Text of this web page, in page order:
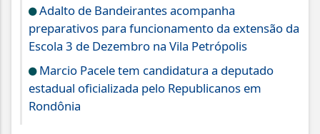
Adalto de Bandeirantes acompanha
preparativos para funcionamento da extensão da
Escola 3 de Dezembro na Vila Petrópolis
Marcio Pacele tem candidatura a deputado
estadual oficializada pelo Republicanos em
Rondônia